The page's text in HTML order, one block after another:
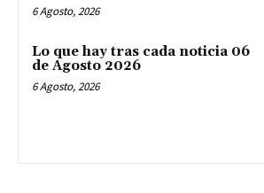
6 Agosto, 2026
Lo que hay tras cada noticia 06
de Agosto 2026
6 Agosto, 2026